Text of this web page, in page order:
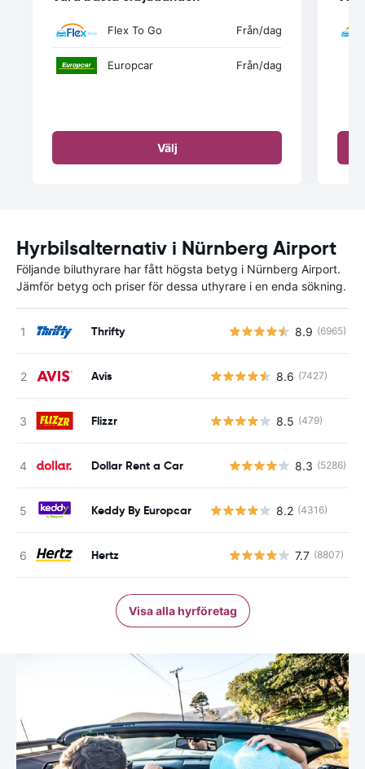
Flex To Go Från/dag
Europcar Från/dag
Välj
Hyrbilsalternativ i Nürnberg Airport
Följande biluthyrare har fått högsta betyg i Nürnberg Airport.
Jämför betyg och priser för dessa uthyrare i en enda sökning.
Thrifty 8.9 (6965)
Avis 8.6 (7427)
Flizzr 8.5 (479)
Dollar Rent a Car 8.3 (5286)
Keddy By Europcar 8.2 (4316)
Hertz 7.7 (8807)
Visa alla hyrföretag